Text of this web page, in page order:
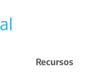
Recursos